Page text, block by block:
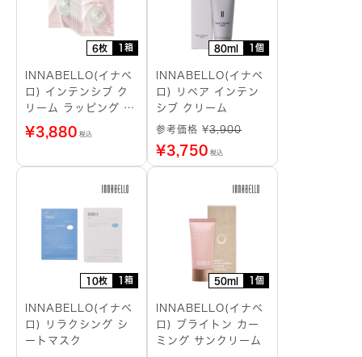
6枚 1箱
INNABELLO(イナベ
ロ) インテンシブ ク
リーム ラッピング シ
ートマスク
¥3,880 税込
80ml 1個
INNABELLO(イナベ
ロ) リペア インテン
シブ クリーム
参考価格 ¥3,900
¥3,750 税込
10枚 1箱
INNABELLO(イナベ
ロ) リラクシング シ
ートマスク
50ml 1個
INNABELLO(イナベ
ロ) ブライトン カー
ミング サンクリーム